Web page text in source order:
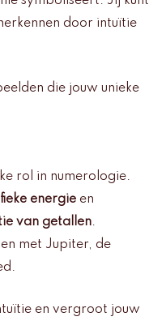
door intuïtie
die jouw unieke
rol in numerologie.
energie en
van getallen.
met Jupiter, de
en vergroot jouw